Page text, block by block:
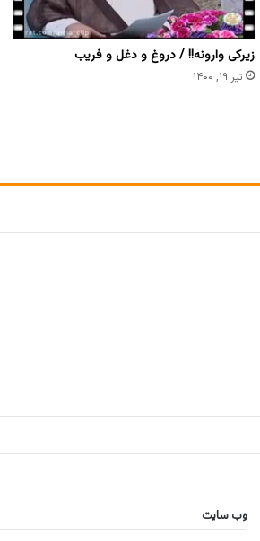
زیرکی وارونه!! / دروغ و دغل و فریب
تیر ۱۹, ۱۴۰۰
وب‌ سایت